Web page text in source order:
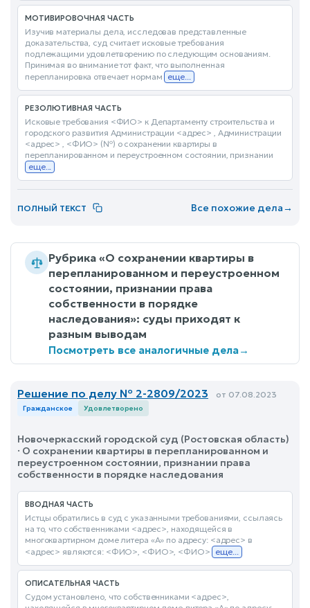
МОТИВИРОВОЧНАЯ ЧАСТЬ
Изучив материалы дела, исследовав представленные
доказательства, суд считает исковые требования
подлежащими удовлетворению по следующим основаниям.
Принимая во внимание тот факт, что выполненная
перепланировка отвечает нормам еще...
РЕЗОЛЮТИВНАЯ ЧАСТЬ
Исковые требования <ФИО> к Департаменту строительства и
городского развития Администрации <адрес> , Администрации
<адрес> , <ФИО> (№) о сохранении квартиры в
перепланированном и переустроенном состоянии, признании
еще...
ПОЛНЫЙ ТЕКСТ Все похожие дела→
Рубрика «О сохранении квартиры в
перепланированном и переустроенном
состоянии, признании права
собственности в порядке
наследования»: суды приходят к
разным выводам
Посмотреть все аналогичные дела→
Решение по делу № 2-2809/2023 от 07.08.2023
Гражданское Удовлетворено
Новочеркасский городской суд (Ростовская область)
· О сохранении квартиры в перепланированном и
переустроенном состоянии, признании права
собственности в порядке наследования
ВВОДНАЯ ЧАСТЬ
Истцы обратились в суд с указанными требованиями, ссылаясь
на то, что собственниками <адрес>, находящейся в
многоквартирном доме литера «А» по адресу: <адрес> в
<адрес> являются: <ФИО>, <ФИО>, <ФИО> еще...
ОПИСАТЕЛЬНАЯ ЧАСТЬ
Судом установлено, что собственниками <адрес>,